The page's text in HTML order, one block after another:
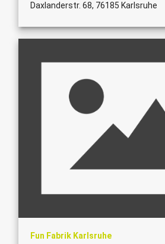
Daxlanderstr. 68, 76185 Karlsruhe
Fun Fabrik Karlsruhe